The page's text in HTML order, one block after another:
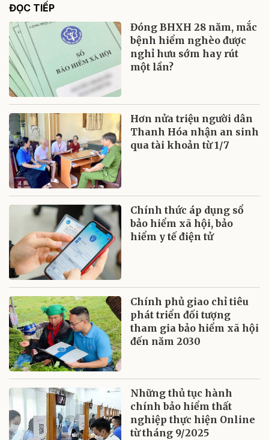
ĐỌC TIẾP
Đóng BHXH 28 năm, mắc
bệnh hiểm nghèo được
nghỉ hưu sớm hay rút
một lần?
Hơn nửa triệu người dân
Thanh Hóa nhận an sinh
qua tài khoản từ 1/7
Chính thức áp dụng sổ
bảo hiểm xã hội, bảo
hiểm y tế điện tử
Chính phủ giao chỉ tiêu
phát triển đối tượng
tham gia bảo hiểm xã hội
đến năm 2030
Những thủ tục hành
chính bảo hiểm thất
nghiệp thực hiện Online
từ tháng 9/2025